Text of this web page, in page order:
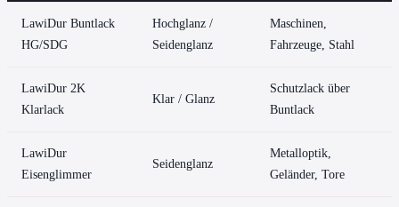
LawiDur Buntlack
HG/SDG
Hochglanz /
Seidenglanz
Maschinen,
Fahrzeuge, Stahl
LawiDur 2K
Klarlack
Klar / Glanz
Schutzlack über
Buntlack
LawiDur
Eisenglimmer
Seidenglanz
Metalloptik,
Geländer, Tore